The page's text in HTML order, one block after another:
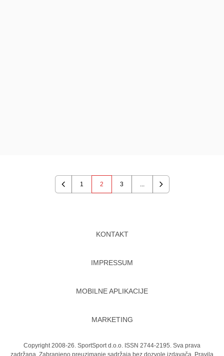
Previous
1 2 3
Next
KONTAKT
IMPRESSUM
MOBILNE APLIKACIJE
MARKETING
Copyright 2008-26. SportSport d.o.o. ISSN 2744-2195. Sva prava
zadržana. Zabranjeno preuzimanje sadržaja bez dozvole izdavača. Pravila